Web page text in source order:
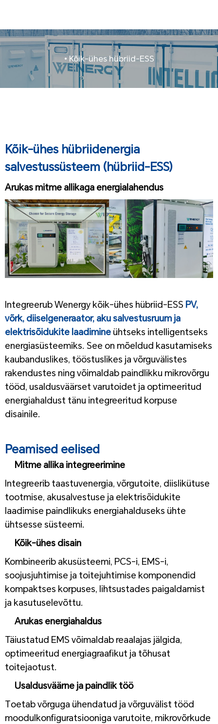
• Kõik-ühes hübriid-ESS
Kõik-ühes hübriidenergia
salvestussüsteem (hübriid-ESS)
Arukas mitme allikaga energialahendus
Integreerub Wenergy kõik-ühes hübriid-ESS PV,
võrk, diiselgeneraator, aku salvestusruum ja
elektrisõidukite laadimine ühtseks intelligentseks
energiasüsteemiks. See on mõeldud kasutamiseks
kaubanduslikes, tööstuslikes ja võrguvälistes
rakendustes ning võimaldab paindlikku mikrovõrgu
tööd, usaldusväärset varutoidet ja optimeeritud
energiahaldust tänu integreeritud korpuse
disainile.
Peamised eelised
Mitme allika integreerimine
Integreerib taastuvenergia, võrgutoite, diislikütuse
tootmise, akusalvestuse ja elektrisõidukite
laadimise paindlikuks energiahalduseks ühte
ühtsesse süsteemi.
Kõik-ühes disain
Kombineerib akusüsteemi, PCS-i, EMS-i,
soojusjuhtimise ja toitejuhtimise komponendid
kompaktses korpuses, lihtsustades paigaldamist
ja kasutuselevõttu.
Arukas energiahaldus
Täiustatud EMS võimaldab reaalajas jälgida,
optimeeritud energiagraafikut ja tõhusat
toitejaotust.
Usaldusväärne ja paindlik töö
Toetab võrguga ühendatud ja võrguvälist tööd
moodulkonfiguratsiooniga varutoite, mikrovõrkude